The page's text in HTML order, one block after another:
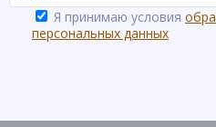
Я принимаю условия
персональных данных